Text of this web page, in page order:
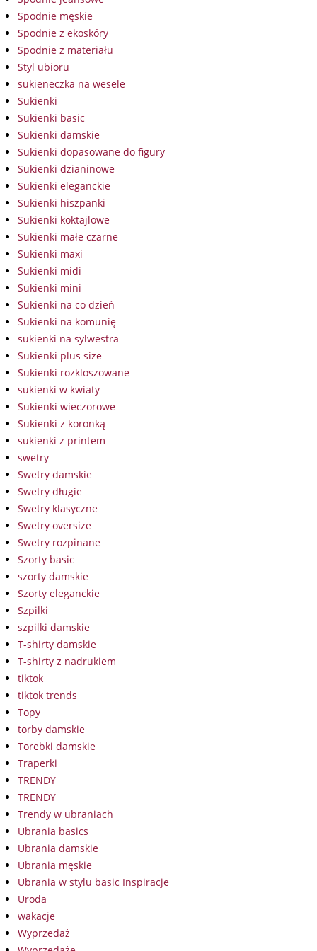
Spodnie męskie
Spodnie z ekoskóry
Spodnie z materiału
Styl ubioru
sukieneczka na wesele
Sukienki
Sukienki basic
Sukienki damskie
Sukienki dopasowane do figury
Sukienki dzianinowe
Sukienki eleganckie
Sukienki hiszpanki
Sukienki koktajlowe
Sukienki małe czarne
Sukienki maxi
Sukienki midi
Sukienki mini
Sukienki na co dzień
Sukienki na komunię
sukienki na sylwestra
Sukienki plus size
Sukienki rozkloszowane
sukienki w kwiaty
Sukienki wieczorowe
Sukienki z koronką
sukienki z printem
swetry
Swetry damskie
Swetry długie
Swetry klasyczne
Swetry oversize
Swetry rozpinane
Szorty basic
szorty damskie
Szorty eleganckie
Szpilki
szpilki damskie
T-shirty damskie
T-shirty z nadrukiem
tiktok
tiktok trends
Topy
torby damskie
Torebki damskie
Traperki
TRENDY
TRENDY
Trendy w ubraniach
Ubrania basics
Ubrania damskie
Ubrania męskie
Ubrania w stylu basic Inspiracje
Uroda
wakacje
Wyprzedaż